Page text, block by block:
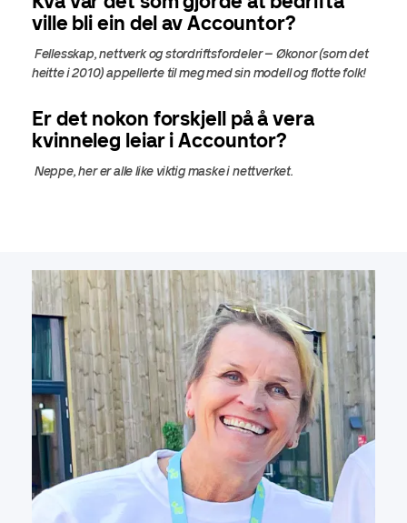
ville bli ein del av Accountor?
Fellesskap, nettverk og stordriftsfordeler – Økonor (som det
heitte i 2010) appellerte til meg med sin modell og flotte folk!
Er det nokon forskjell på å vera
kvinneleg leiar i Accountor?
Neppe, her er alle like viktig maske i nettverket.